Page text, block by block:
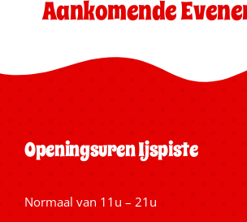
Aankomende
Openingsuren Ijspiste
Normaal van 11u – 21u